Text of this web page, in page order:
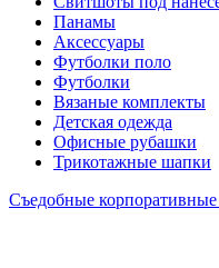
Панамы
Аксессуары
Футболки поло
Футболки
Вязаные комплекты
Детская одежда
Офисные рубашки
Трикотажные шапки
Съедобные